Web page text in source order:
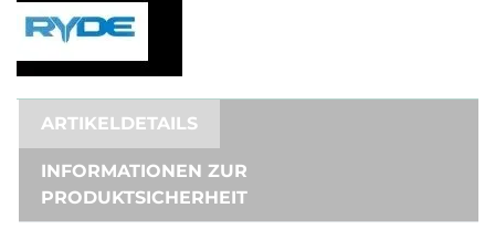
ARTIKELDETAILS
INFORMATIONEN ZUR
PRODUKTSICHERHEIT